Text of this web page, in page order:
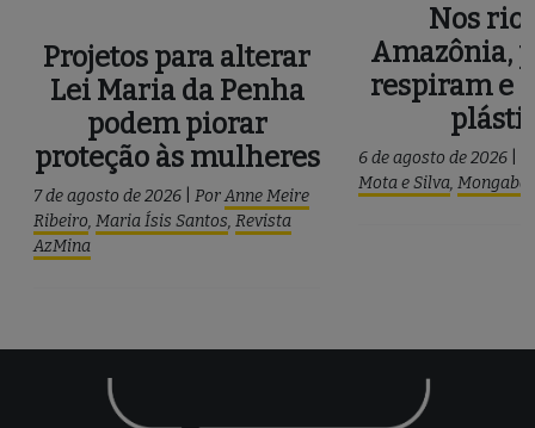
Projetos para alterar
Lei Maria da Penha
podem piorar
proteção às mulheres
7 de agosto de 2026 PorAnne Meire
Ribeiro, Maria Ísis Santos, Revista
AzMina
Nos
Amazônia,
respiram e
6 de agosto de 2026
Mota e Silva,